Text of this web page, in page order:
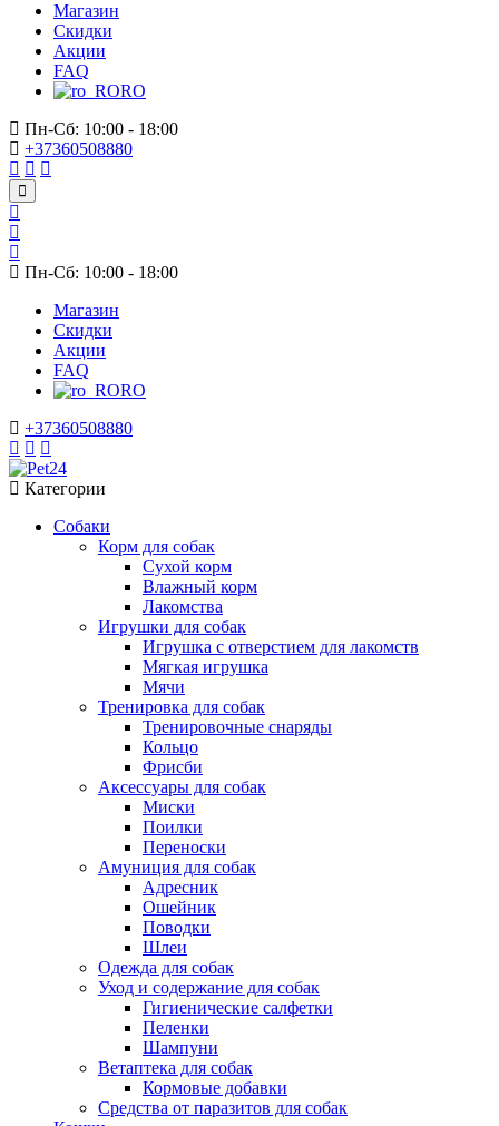
Магазин
Скидки
Акции
FAQ
RO
Пн-Сб: 10:00 - 18:00
+37360508880
Пн-Сб: 10:00 - 18:00
Магазин
Скидки
Акции
FAQ
RO
+37360508880
Категории
Собаки
Корм для собак
Сухой корм
Влажный корм
Лакомства
Игрушки для собак
Игрушка с отверстием для лакомств
Мягкая игрушка
Мячи
Тренировка для собак
Тренировочные снаряды
Кольцо
Фрисби
Аксессуары для собак
Миски
Поилки
Переноски
Амуниция для собак
Адресник
Ошейник
Поводки
Шлеи
Одежда для собак
Уход и содержание для собак
Гигиенические салфетки
Пеленки
Шампуни
Ветаптека для собак
Кормовые добавки
Средства от паразитов для собак